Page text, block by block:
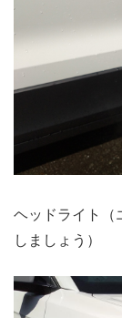
ヘッドライト（
しましょう）